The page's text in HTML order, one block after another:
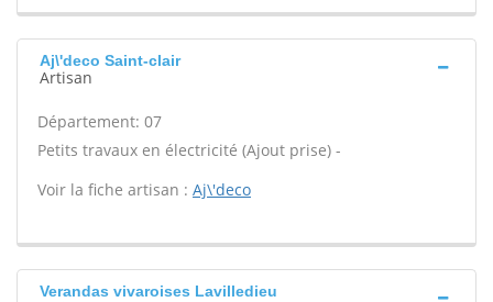
Aj\'deco Saint-clair
Artisan
Département: 07
Petits travaux en électricité (Ajout prise) -
Voir la fiche artisan : Aj\'deco
Verandas vivaroises Lavilledieu